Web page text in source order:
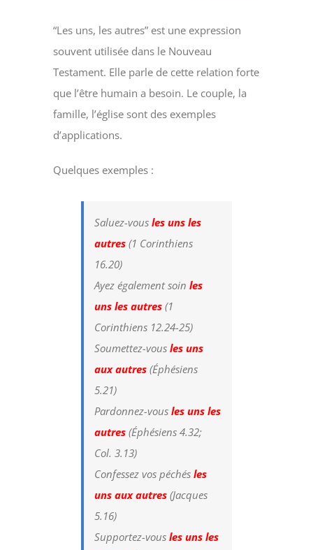
“Les uns, les autres” est une expression
souvent utilisée dans le Nouveau
Testament. Elle parle de cette relation forte
que l’être humain a besoin. Le couple, la
famille, l’église sont des exemples
d’applications.
Quelques exemples :
Saluez-vousles uns les
autres(1 Corinthiens
16.20)
Ayez également soinles
uns les autres(1
Corinthiens 12.24-25)
Soumettez-vousles uns
aux autres(Éphésiens
5.21)
Pardonnez-vousles uns les
autres(Éphésiens 4.32;
Col. 3.13)
Confessez vos péchésles
uns aux autres(Jacques
5.16)
Supportez-vousles uns les